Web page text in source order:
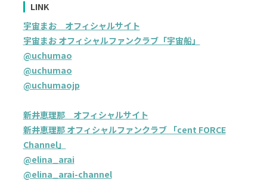
LINK
宇宙まお オフィシャルサイト
宇宙まお オフィシャルファンクラブ「宇宙船」
@uchumao
@uchumao
@uchumaojp
新井恵理那 オフィシャルサイト
新井恵理那 オフィシャルファンクラブ 「cent FORCE
Channel」
@elina_arai
@elina_arai-channel